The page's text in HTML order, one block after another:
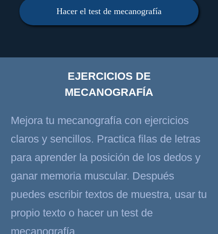
Hacer el test de mecanografía
EJERCICIOS DE
MECANOGRAFÍA
Mejora tu mecanografía con ejercicios
claros y sencillos. Practica filas de letras
para aprender la posición de los dedos y
ganar memoria muscular. Después
puedes escribir textos de muestra, usar tu
propio texto o hacer un test de
mecanografía.